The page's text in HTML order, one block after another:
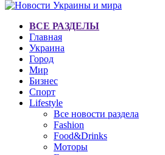
ВСЕ РАЗДЕЛЫ
Главная
Украина
Город
Мир
Бизнес
Спорт
Lifestyle
Все новости раздела
Fashion
Food&Drinks
Моторы